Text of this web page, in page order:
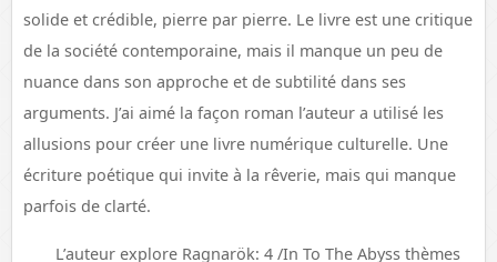
solide et crédible, pierre par pierre. Le livre est une critique
de la société contemporaine, mais il manque un peu de
nuance dans son approche et de subtilité dans ses
arguments. J’ai aimé la façon roman l’auteur a utilisé les
allusions pour créer une livre numérique culturelle. Une
écriture poétique qui invite à la rêverie, mais qui manque
parfois de clarté.
L’auteur explore Ragnarök: 4 /In To The Abyss thèmes